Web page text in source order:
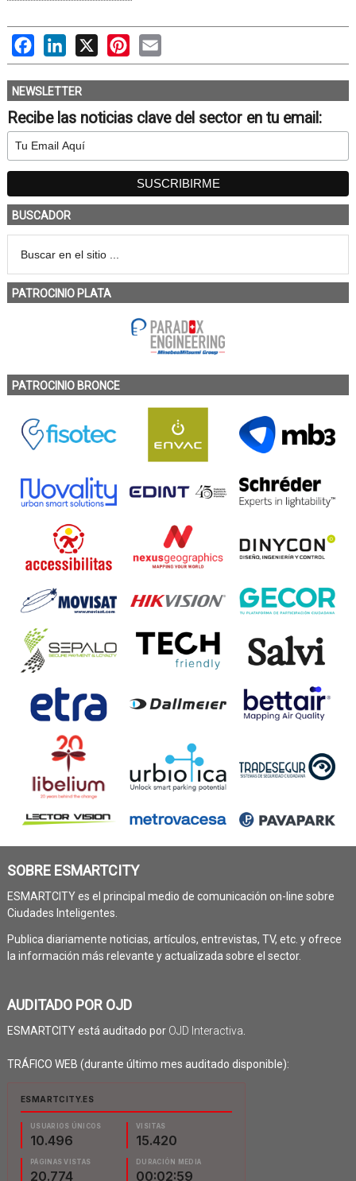
FacebookLinkedIn
X PinterestEmail
NEWSLETTER
Recibe las noticias clave del sector en tu email:
BUSCADOR
PATROCINIO PLATA
PATROCINIO BRONCE
SOBRE ESMARTCITY
ESMARTCITY es el principal medio de comunicación on-line sobre
Ciudades Inteligentes.
Publica diariamente noticias, artículos, entrevistas, TV, etc. y ofrece
la información más relevante y actualizada sobre el sector.
AUDITADO POR OJD
ESMARTCITY está auditado por OJD Interactiva
TRÁFICO WEB (durante último mes auditado disponible):